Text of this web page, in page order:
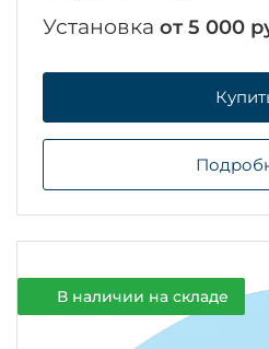
Установка от 5 000
В наличии на складе